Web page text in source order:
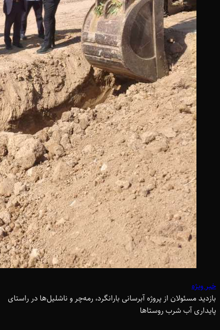
خبر ویژه
بازدید مسئولان از پروژه آبرسانی بارانگرد، رمه‌چر و ناشلیل‌ها در راستای
پایداری آب شرب روستاها